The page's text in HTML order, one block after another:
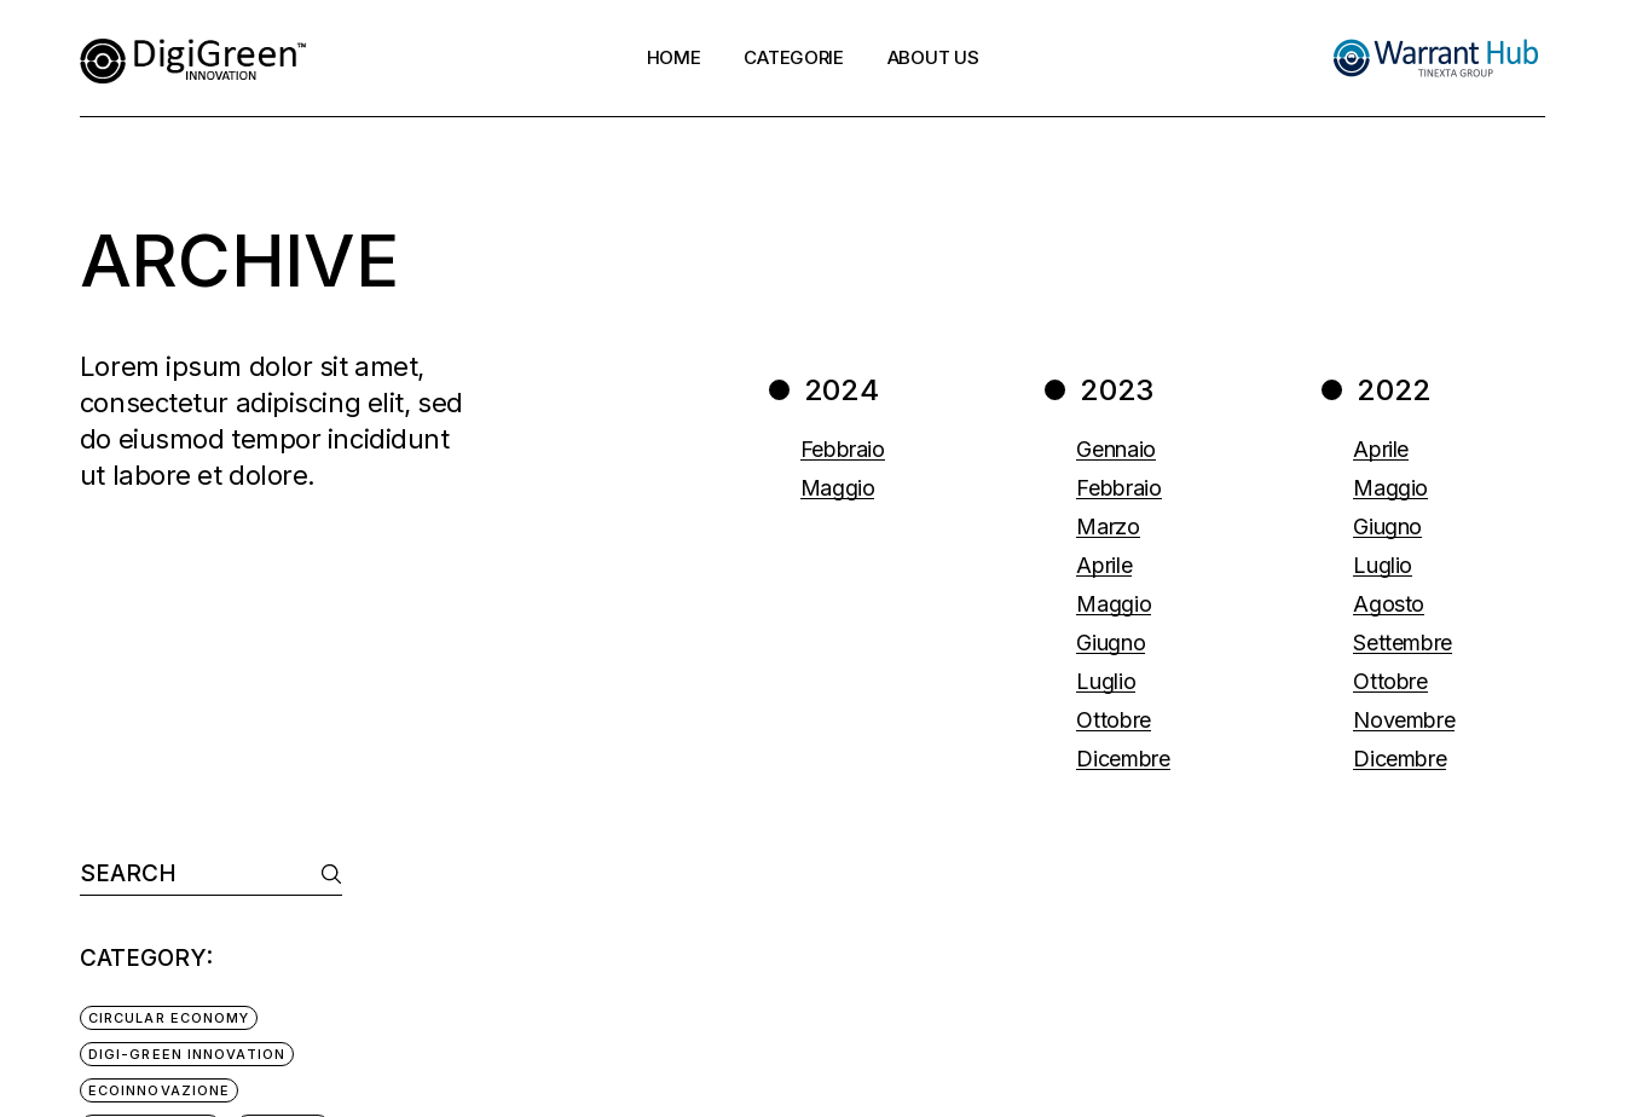
HOME CATEGORIE
REPower EU
ABOUT US
ARCHIVE
Lorem ipsum dolor sit amet,
consectetur adipiscing elit, sed
do eiusmod tempor incididunt
ut labore et dolore.
CATEGORY:
CIRCULAR ECONOMY
DIGI-GREEN INNOVATION
ECOINNOVAZIONE
2024
Febbraio
Maggio
2023
Gennaio
Febbraio
Marzo
Aprile
Maggio
Giugno
Luglio
Ottobre
Dicembre
2022
Aprile
Maggio
Giugno
Luglio
Agosto
Settembre
Ottobre
Novembre
Dicembre